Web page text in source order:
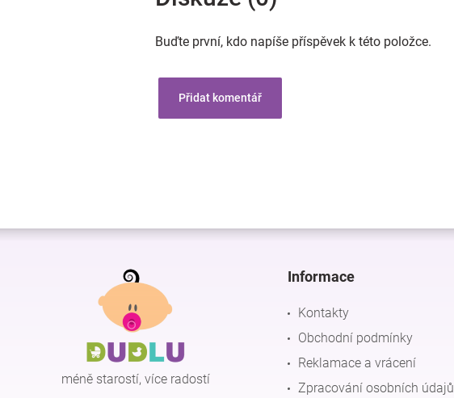
Buďte první, kdo napíše příspěvek k této položce.
Přidat komentář
Z
méně starostí, více radostí
Informace
Kontakty
Obchodní podmínky
Reklamace a vrácení
Zpracování osobních údajů